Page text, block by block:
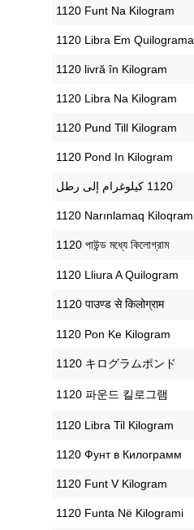
‎1120 Funt Na Kilogram
‎1120 Libra Em Quilograma
‎1120 livră în Kilogram
‎1120 Libra Na Kilogram
‎1120 Pund Till Kilogram
‎1120 Pond In Kilogram
‎1120 Narınlamaq Kiloqram
‎1120 পাউন্ড মধ্যে কিলোগ্রাম
‎1120 Lliura A Quilogram
‎1120 पाउण्ड से किलोग्राम
‎1120 Pon Ke Kilogram
‎1120 キログラムポンド
‎1120 파운드 킬로그램
‎1120 Libra Til Kilogram
‎1120 Фунт в Килограмм
‎1120 Funt V Kilogram
‎1120 Funta Në Kilogrami